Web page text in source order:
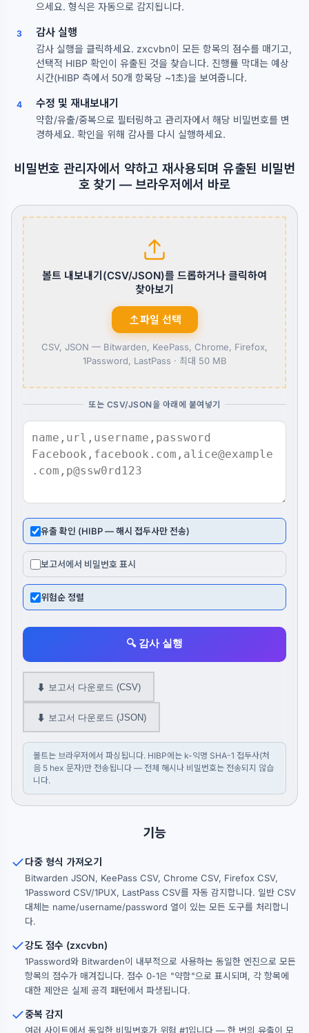
으세요. 형식은 자동으로 감지됩니다.
3 감사 실행
감사 실행을 클릭하세요. zxcvbn이 모든 항목의 점수를 매기고,
선택적 HIBP 확인이 유출된 것을 찾습니다. 진행률 막대는 예상
시간(HIBP 측에서 50개 항목당 ~1초)을 보여줍니다.
4 수정 및 재내보내기
약함/유출/중복으로 필터링하고 관리자에서 해당 비밀번호를 변
경하세요. 확인을 위해 감사를 다시 실행하세요.
비밀번호 관리자에서 약하고 재사용되며 유출된 비밀번
호 찾기 — 브라우저에서 바로
볼트 내보내기(CSV/JSON)를 드롭하거나 클릭하여
찾아보기
파일 선택
CSV, JSON — Bitwarden, KeePass, Chrome, Firefox,
1Password, LastPass · 최대 50 MB
또는 CSV/JSON을 아래에 붙여넣기
유출 확인 (HIBP — 해시 접두사만 전송)
보고서에서 비밀번호 표시
위험순 정렬
🔍 감사 실행
⬇ 보고서 다운로드 (CSV)
⬇ 보고서 다운로드 (JSON)
볼트는 브라우저에서 파싱됩니다. HIBP에는 k-익명 SHA-1 접두사(처
음 5 hex 문자)만 전송됩니다 — 전체 해시나 비밀번호는 전송되지 않습
니다.
기능
다중 형식 가져오기
Bitwarden JSON, KeePass CSV, Chrome CSV, Firefox CSV,
1Password CSV/1PUX, LastPass CSV를 자동 감지합니다. 일반 CSV
대체는 name/username/password 열이 있는 모든 도구를 처리합니
다.
강도 점수 (zxcvbn)
1Password와 Bitwarden이 내부적으로 사용하는 동일한 엔진으로 모든
항목의 점수가 매겨집니다. 점수 0-1은 "약함"으로 표시되며, 각 항목에
대한 제안은 실제 공격 패턴에서 파생됩니다.
중복 감지
여러 사이트에서 동일한 비밀번호가 위험 #1입니다 — 한 번의 유출이 모